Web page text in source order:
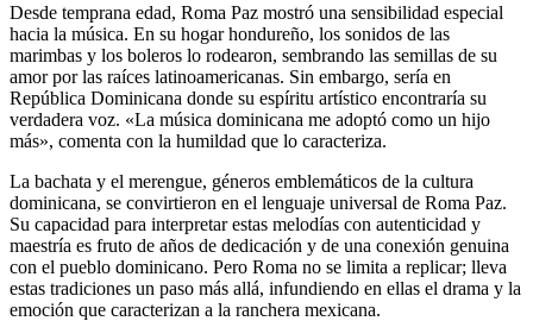
Desde temprana edad, Roma Paz mostró una sensibilidad especial
hacia la música. En su hogar hondureño, los sonidos de las
marimbas y los boleros lo rodearon, sembrando las semillas de su
amor por las raíces latinoamericanas. Sin embargo, sería en
República Dominicana donde su espíritu artístico encontraría su
verdadera voz. «La música dominicana me adoptó como un hijo
más», comenta con la humildad que lo caracteriza.
La bachata y el merengue, géneros emblemáticos de la cultura
dominicana, se convirtieron en el lenguaje universal de Roma Paz.
Su capacidad para interpretar estas melodías con autenticidad y
maestría es fruto de años de dedicación y de una conexión genuina
con el pueblo dominicano. Pero Roma no se limita a replicar; lleva
estas tradiciones un paso más allá, infundiendo en ellas el drama y la
emoción que caracterizan a la ranchera mexicana.